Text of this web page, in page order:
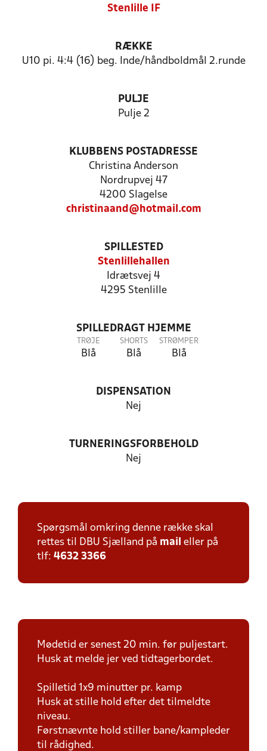
Stenlille IF
RÆKKE
U10 pi. 4:4 (16) beg. Inde/håndboldmål 2.runde
PULJE
Pulje 2
KLUBBENS POSTADRESSE
Christina Anderson
Nordrupvej 47
4200 Slagelse
christinaand@hotmail.com
SPILLESTED
Stenlillehallen
Idrætsvej 4
4295 Stenlille
SPILLEDRAGT HJEMME
TRØJE
Blå
SHORTS
Blå
STRØMPER
Blå
DISPENSATION
Nej
TURNERINGSFORBEHOLD
Nej
Spørgsmål omkring denne række skal
rettes til DBU Sjælland på mail eller på
tlf: 4632 3366
Mødetid er senest 20 min. før puljestart.
Husk at melde jer ved tidtagerbordet.
Spilletid 1x9 minutter pr. kamp
Husk at stille hold efter det tilmeldte
niveau.
Førstnævnte hold stiller bane/kampleder
til rådighed.